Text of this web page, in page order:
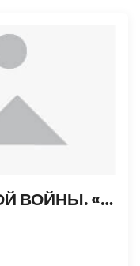
ЛАБИРИНТЫ ХОЛОДНОЙ ВОЙНЫ. «СНЕЖОК» ПРОТИВ «ПУСТЫННОЙ СКАЛЫ»